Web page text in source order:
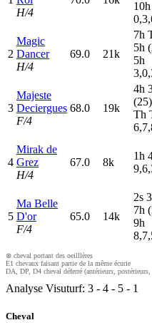
H/4
10h
2
Magic
Dancer
H/4
69.0 21k
7h
5h
5h
3
Majeste
Deciergues
F/4
68.0 19k
4h
(25)
Th
4
Mirak de
Grez
H/4
67.0 8k
1h
5
Ma Belle
D'or
F/4
65.0 14k
2s 3
7h
9h
⊗ cheval portant des oeilllères
E1 chevaux faisant partie de la même écurie
DA, DP, D4 cheval déferré (antérieurs,
Analyse Visuturf: 3 - 4 - 5 - 1
Cheval